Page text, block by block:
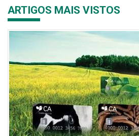
ARTIGOS MAIS VISTOS